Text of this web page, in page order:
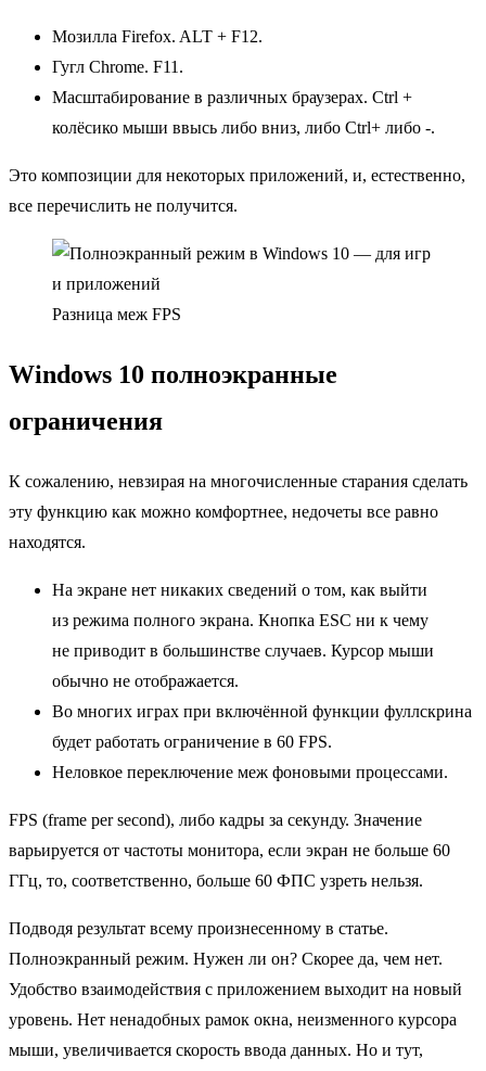
Мозилла Firefox. ALT + F12.
Гугл Chrome. F11.
Масштабирование в различных браузерах. Ctrl +
колёсико мыши ввысь либо вниз, либо Ctrl+ либо -.
Это композиции для некоторых приложений, и, естественно,
все перечислить не получится.
Разница меж FPS
Windows 10 полноэкранные
ограничения
К сожалению, невзирая на многочисленные старания сделать
эту функцию как можно комфортнее, недочеты все равно
находятся.
На экране нет никаких сведений о том, как выйти
из режима полного экрана. Кнопка ESC ни к чему
не приводит в большинстве случаев. Курсор мыши
обычно не отображается.
Во многих играх при включённой функции фуллскрина
будет работать ограничение в 60 FPS.
Неловкое переключение меж фоновыми процессами.
FPS (frame per second), либо кадры за секунду. Значение
варьируется от частоты монитора, если экран не больше 60
ГГц, то, соответственно, больше 60 ФПС узреть нельзя.
Подводя результат всему произнесенному в статье.
Полноэкранный режим. Нужен ли он? Скорее да, чем нет.
Удобство взаимодействия с приложением выходит на новый
уровень. Нет ненадобных рамок окна, неизменного курсора
мыши, увеличивается скорость ввода данных. Но и тут,